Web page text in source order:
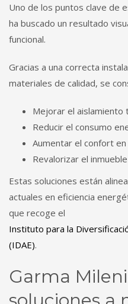
Uno de los puntos clave de
ha buscado un resultado
funcional.
Gracias a una correcta
materiales de calidad, se
Mejorar el aislamiento
Reducir el consumo
Aumentar el confort
Revalorizar el inmueble
Estas soluciones están
actuales en eficiencia
que recoge el
Instituto para la
(IDAE).
Garma